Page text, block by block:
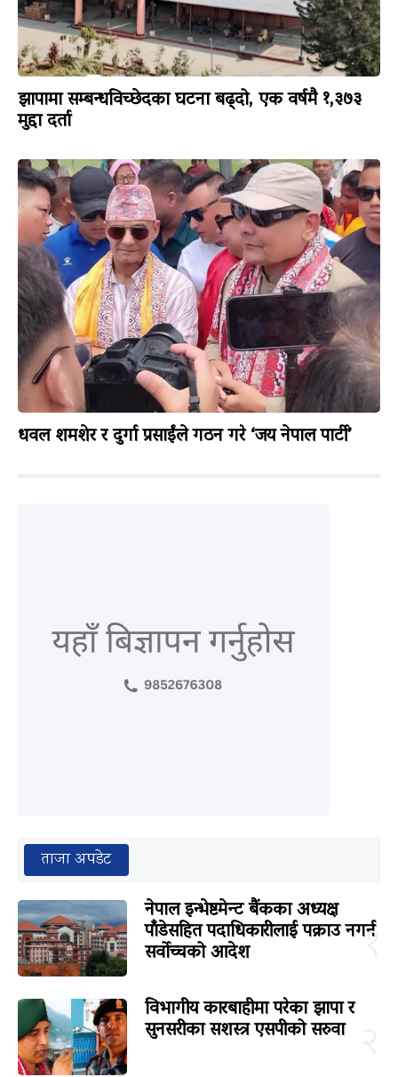
झापामा सम्बन्धविच्छेदका घटना बढ्दो, एक वर्षमै १,३७३
मुद्दा दर्ता
धवल शमशेर र दुर्गा प्रसाईंले गठन गरे ‘जय नेपाल पार्टी’
ताजा अपडेट
१
नेपाल इन्भेष्टमेन्ट बैंकका अध्यक्ष
पाँडेसहित पदाधिकारीलाई पक्राउ नगर्न
सर्वोच्चको आदेश
विभागीय कारबाहीमा परेका झापा र
सुनसरीका सशस्त्र एसपीको सरुवा